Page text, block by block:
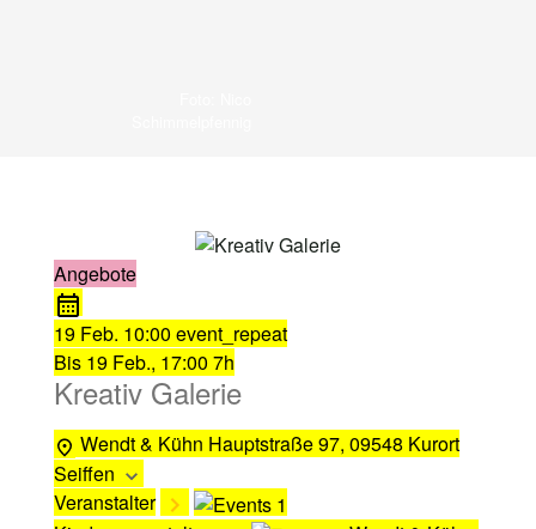
Angebote
19 Feb. 10:00 event_repeat
Bis 19 Feb., 17:00 7h
Kreativ Galerie
Wendt & Kühn Hauptstraße 97, 09548 Kurort
Seiffen
Veranstalter